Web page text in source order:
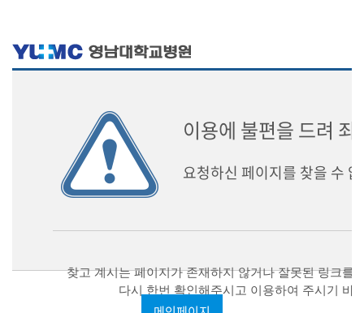
이용에 불편을 드려
요청하신 페이지를 찾을 수
찾고 계시는 페이지가 존재하지 않거나 잘못된 링크를
다시 한번 확인해주시고 이용하여 주시기 바